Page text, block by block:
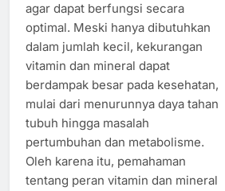
agar dapat berfungsi secara
optimal. Meski hanya dibutuhkan
dalam jumlah kecil, kekurangan
vitamin dan mineral dapat
berdampak besar pada kesehatan,
mulai dari menurunnya daya tahan
tubuh hingga masalah
pertumbuhan dan metabolisme.
Oleh karena itu, pemahaman
tentang peran vitamin dan mineral